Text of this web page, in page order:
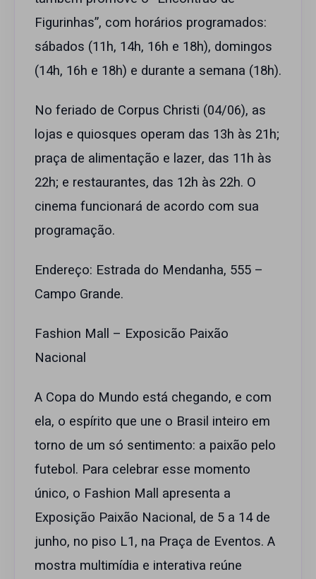
Figurinhas”, com horários programados:
sábados (11h, 14h, 16h e 18h), domingos
(14h, 16h e 18h) e durante a semana (18h).
No feriado de Corpus Christi (04/06), as
lojas e quiosques operam das 13h às 21h;
praça de alimentação e lazer, das 11h às
22h; e restaurantes, das 12h às 22h. O
cinema funcionará de acordo com sua
programação.
Endereço: Estrada do Mendanha, 555 –
Campo Grande.
Fashion Mall – Exposicão Paixão
Nacional
A Copa do Mundo está chegando, e com
ela, o espírito que une o Brasil inteiro em
torno de um só sentimento: a paixão pelo
futebol. Para celebrar esse momento
único, o Fashion Mall apresenta a
Exposição Paixão Nacional, de 5 a 14 de
junho, no piso L1, na Praça de Eventos. A
mostra multimídia e interativa reúne